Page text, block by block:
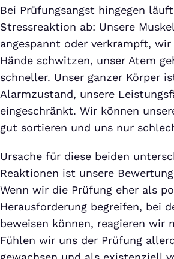
Bei Prüfungsangst hingegen
Stressreaktion ab: Unsere
angespannt oder verkrampft,
Hände schwitzen, unser Atem
schneller. Unser ganzer Körper
Alarmzustand, unsere
eingeschränkt. Wir können
gut sortieren und uns nur
Ursache für diese beiden
Reaktionen ist unsere
Wenn wir die Prüfung eher als
Herausforderung begreifen, bei
beweisen können, reagieren wir
Fühlen wir uns der Prüfung